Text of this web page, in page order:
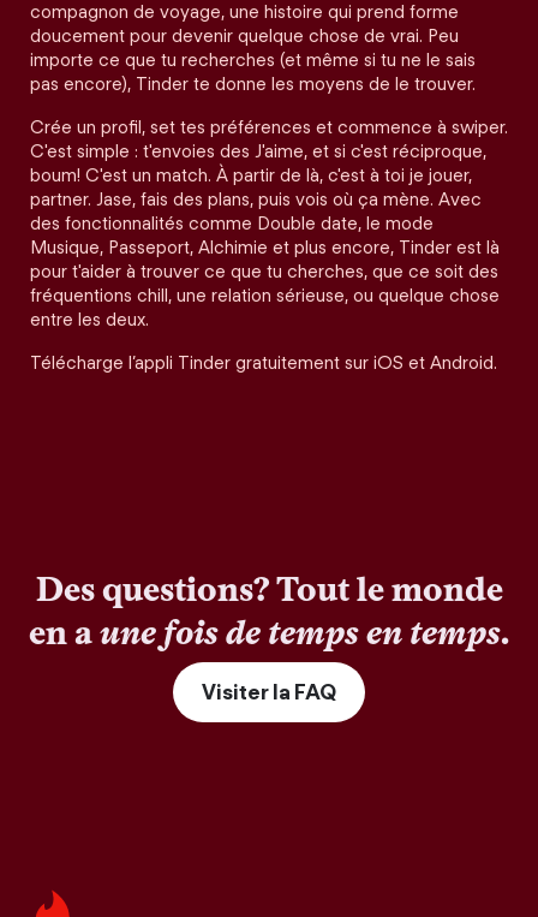
compagnon de voyage, une histoire qui prend forme
doucement pour devenir quelque chose de vrai. Peu
importe ce que tu recherches (et même si tu ne le sais
pas encore), Tinder te donne les moyens de le trouver.
Crée un profil, set tes préférences et commence à swiper.
C'est simple : t'envoies des J'aime, et si c'est réciproque,
boum! C'est un match. À partir de là, c'est à toi je jouer,
partner. Jase, fais des plans, puis vois où ça mène. Avec
des fonctionnalités comme Double date, le mode
Musique, Passeport, Alchimie et plus encore, Tinder est là
pour t'aider à trouver ce que tu cherches, que ce soit des
fréquentions chill, une relation sérieuse, ou quelque chose
entre les deux.
Télécharge l’appli Tinder gratuitement sur iOS et Android.
Des questions? Tout le monde
en aune fois de temps en temps.
Visiter la FAQ